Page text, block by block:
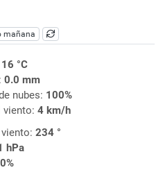
mañana
16 °C
0.0 mm
nubes: 100%
viento: 4 km/h
234 °
hPa